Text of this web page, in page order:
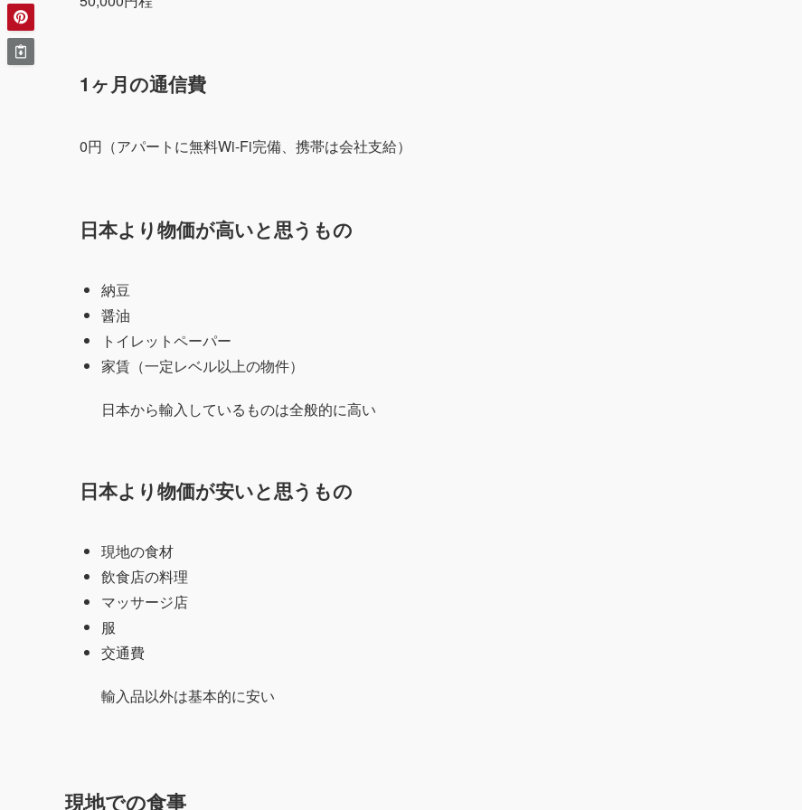
1ヶ月の通信費
0円（アパートに無料Wi-Fi完備、携帯は会社支給）
日本より物価が高いと思うもの
納豆
醤油
トイレットペーパー
家賃（一定レベル以上の物件）
日本から輸入しているものは全般的に高い
日本より物価が安いと思うもの
現地の食材
飲食店の料理
マッサージ店
服
交通費
輸入品以外は基本的に安い
現地での食事